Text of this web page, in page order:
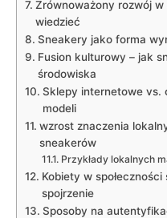
Zrównoważony rozwój
wiedzieć
Sneakery jako forma
Fusion kulturowy – jak
środowiska
Sklepy internetowe vs.
modeli
wzrost znaczenia
sneakerów
Przykłady lokalnych
Kobiety w
spojrzenie
Sposoby na